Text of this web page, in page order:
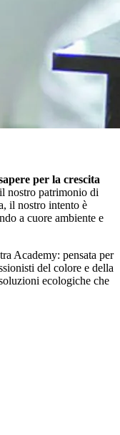
per la crescita
nostro patrimonio di
il nostro intento è
a cuore ambiente e
Academy: pensata per
del colore e della
ecologiche che